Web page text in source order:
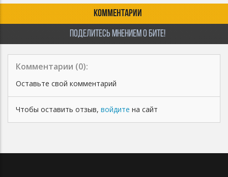
КОММЕНТАРИИ
ПОДЕЛИТЕСЬ МНЕНИЕМ О БИТЕ!
Комментарии (0):
Оставьте свой комментарий
Чтобы оставить отзыв, войдите на сайт